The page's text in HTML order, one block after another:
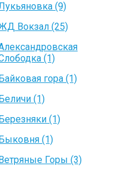
(9)
Вокзал (25)
(1)
Байковая гора (1)
Беличи (1)
Березняки (1)
Быковня (1)
Ветряные Горы (3)